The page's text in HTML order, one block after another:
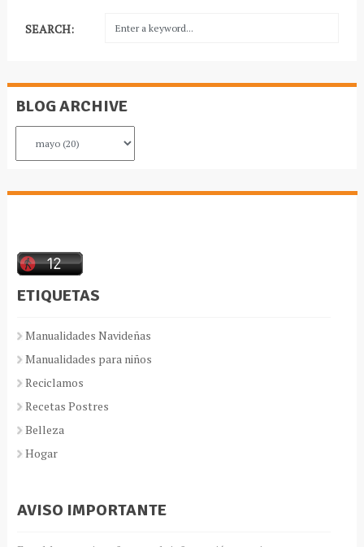
SEARCH:
BLOG ARCHIVE
ETIQUETAS
Manualidades Navideñas
Manualidades para niños
Reciclamos
Recetas Postres
Belleza
Hogar
AVISO IMPORTANTE